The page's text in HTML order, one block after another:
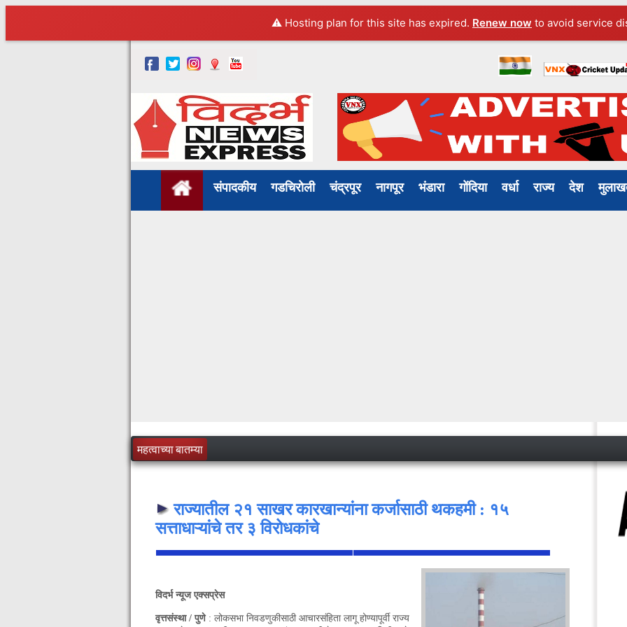
⚠️ Hosting plan for this site has expired. Renew now to avoid service
संपादकीय गडचिरोली चंद्रपूर नागपूर भंडारा गोंदिया वर्धा राज्य देश
महत्वाच्या बातम्या
राज्यातील २१ साखर कारखान्यांना कर्जासाठी थकहमी : १५
सत्ताधाऱ्यांचे तर ३ विरोधकांचे
विदर्भ न्यूज एक्सप्रेस
वृत्तसंस्था / पुणे: लोकसभा निवडणुकीसाठी आचारसंहिता लागू होण्यापूर्वी राज्य